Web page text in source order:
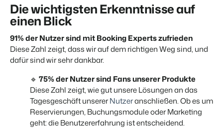
Online-Marketing
Die starke Kombination aus Markenbildung und Performance-
Marketing
Immobilien Marketing
Booking Analytics
Premium BI-Tool
Verbreite dein Angebot auf
erreiche deine Zielgruppe.
Mehr erfahren
BEX Channel Manager
Customer Success
Erhalte Antworten auf deine Fragen.
Jobs
Finde hier deinen neuen Traumjob!
Kontakt
Nimm Kontakt mit uns auf.
Über uns
Lerne unsere Kultur & Werte kennen.
Die wichtigsten Erkenntnisse auf
einen Blick
91% der Nutzer sind mit Booking Experts zufrieden
Diese Zahl zeigt, dass wir auf dem richtigen Weg sind, und
dafür sind wir sehr dankbar.
🔹 75% der Nutzer sind Fans unserer Produkte
Diese Zahl zeigt, wie gut unsere Lösungen an das
Tagesgeschäft unsererNutzeranschließen. Ob es um
Reservierungen, Buchungsmodule oder Marketing
geht: die Benutzererfahrung ist entscheidend.